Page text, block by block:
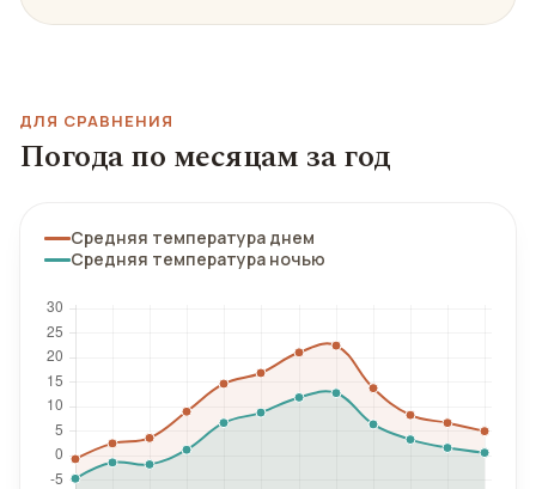
ДЛЯ СРАВНЕНИЯ
Погода по месяцам за год
Средняя температура днем
Средняя температура ночью